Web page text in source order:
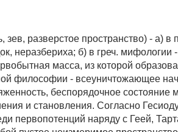
зев, разверстое пространство) - а) в
неразбериха; б) в греч. мифологии -
масса, из которой
философии - всеуничтожающее
беспорядочное состояние
и становления. Согласно
первопотенций наряду с Геей,